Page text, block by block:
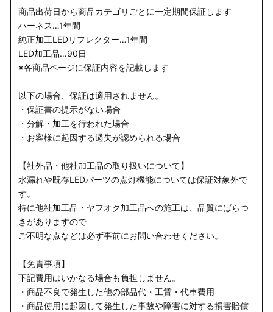
商品出荷日から商品カテゴリごとに一定期間保証します
ハーネス…1年間
純正加工LEDリフレクター…1年間
LED加工品…90日
※各商品ページに保証内容を記載します
以下の場合、保証は適用されません。
・保証書の提示がない場合
・分解・加工を行われた場合
・お客様に起因する過失が認められる場合
【社外品・他社加工品の取り扱いについて】
水漏れや既存LEDパーツの点灯機能については保証対象外で
す。
特に他社加工品・ヤフオク加工品への施工は、品質にばらつ
きがありますので
ご不明な点などは必ず事前にお問い合わせください。
【免責事項】
下記費用はいかなる場合も負担しません。
・商品不良で発生した他の部品代・工賃・代車費用
・商品使用に起因して発生した事故や障害に対する損害賠償